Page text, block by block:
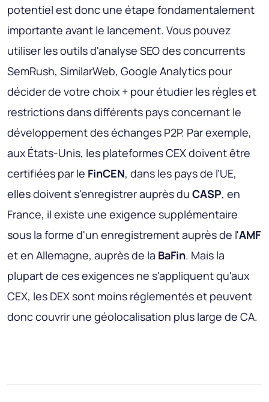
potentiel est donc une étape fondamentalement
importante avant le lancement. Vous pouvez
utiliser les outils d'analyse SEO des concurrents
SemRush, SimilarWeb, Google Analytics pour
décider de votre choix + pour étudier les règles et
restrictions dans différents pays concernant le
développement des échanges P2P. Par exemple,
aux États-Unis, les plateformes CEX doivent être
certifiées par le FinCEN, dans les pays de l'UE,
elles doivent s'enregistrer auprès du CASP, en
France, il existe une exigence supplémentaire
sous la forme d'un enregistrement auprès de l'AMF
et en Allemagne, auprès de la BaFin. Mais la
plupart de ces exigences ne s'appliquent qu'aux
CEX, les DEX sont moins réglementés et peuvent
donc couvrir une géolocalisation plus large de CA.